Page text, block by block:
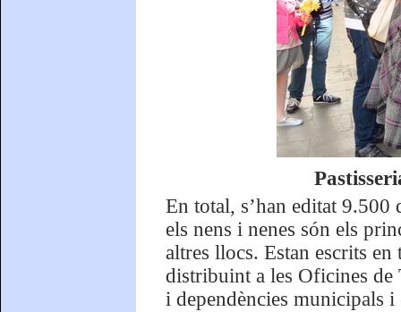
En total, s’han editat 9.500
els nens i nenes són els
altres llocs. Estan escrits en
distribuint a les Oficines de
i dependències municipals i